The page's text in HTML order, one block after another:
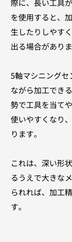
を使用すると、
生したりしやす
出る場合がありま
5軸マシニングセ
ながら加工でき
勢で工具を当て
使いやすくなり
ります。
これは、深い形
るうえで大きな
られれば、加工
す。